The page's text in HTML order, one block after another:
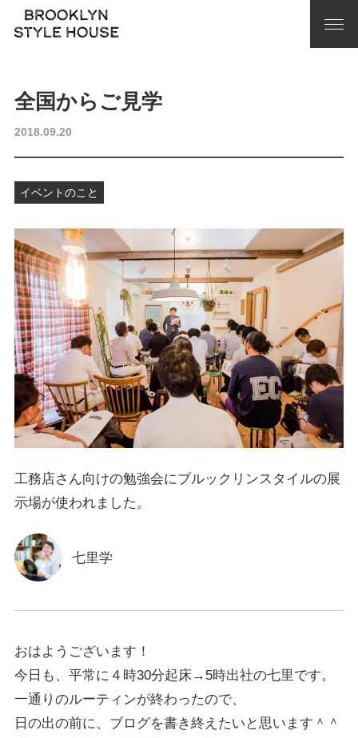
全国からご見学
2018.09.20
イベントのこと
工務店さん向けの勉強会にブルックリンスタイルの展
示場が使われました。
七里学
おはようございます！
今日も、平常に４時30分起床→5時出社の七里です。
一通りのルーティンが終わったので、
日の出の前に、ブログを書き終えたいと思います＾＾